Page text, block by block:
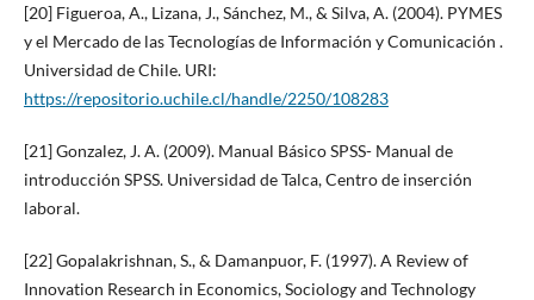
[20] Figueroa, A., Lizana, J., Sánchez, M., & Silva, A. (2004). PYMES
y el Mercado de las Tecnologías de Información y Comunicación .
Universidad de Chile. URI:
https://repositorio.uchile.cl/handle/2250/108283
[21] Gonzalez, J. A. (2009). Manual Básico SPSS- Manual de
introducción SPSS. Universidad de Talca, Centro de inserción
laboral.
[22] Gopalakrishnan, S., & Damanpuor, F. (1997). A Review of
Innovation Research in Economics, Sociology and Technology